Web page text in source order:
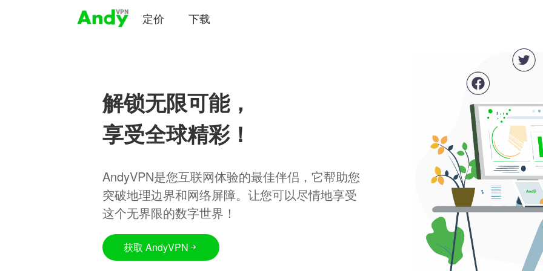
定价 下载
解锁无限可能，
享受全球精彩！
AndyVPN是您互联网体验的最佳伴侣，它帮助您
突破地理边界和网络屏障。让您可以尽情地享受
这个无界限的数字世界！
获取 AndyVPN